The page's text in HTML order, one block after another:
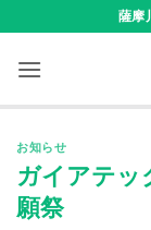
content
薩摩
お知らせ
ガイアテ
願祭